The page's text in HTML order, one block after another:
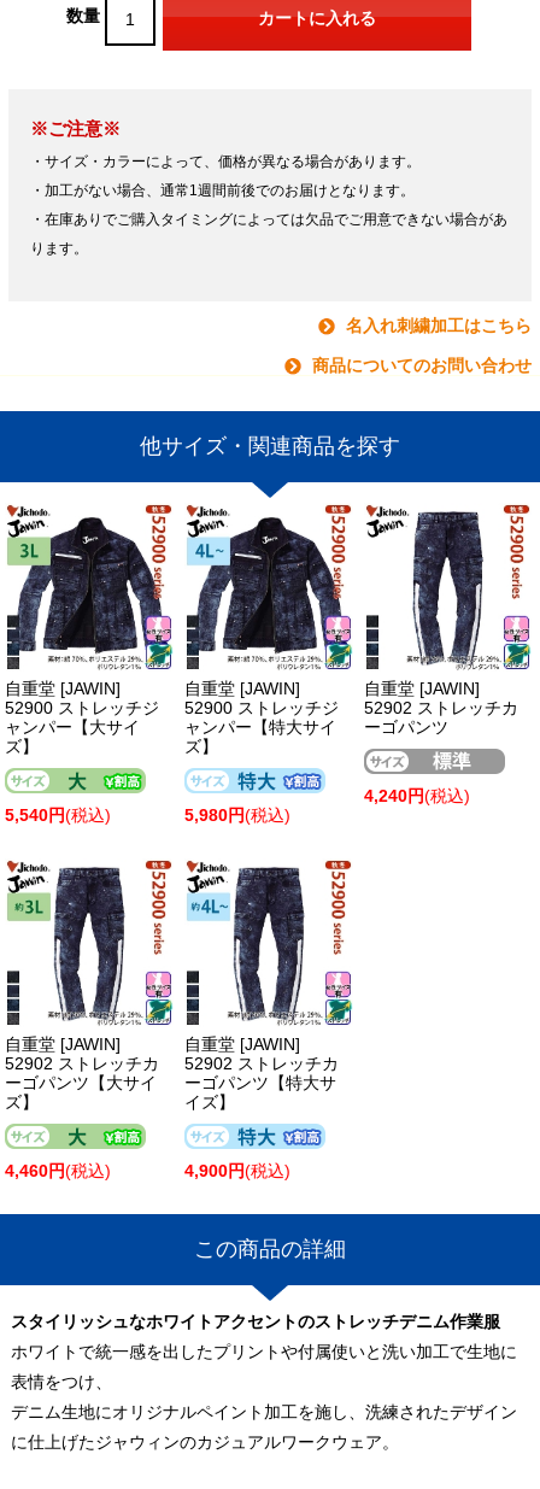
数量
※ご注意※
・サイズ・カラーによって、価格が異なる場合があります。
・加工がない場合、通常1週間前後でのお届けとなります。
・在庫ありでご購入タイミングによっては欠品でご用意できない場合があ
ります。
名入れ刺繍加工はこちら
商品についてのお問い合わせ
他サイズ・関連商品を探す
自重堂 [JAWIN]
52900 ストレッチジ
ャンパー【大サイ
ズ】
5,540円(税込)
自重堂 [JAWIN]
52900 ストレッチジ
ャンパー【特大サイ
ズ】
5,980円(税込)
自重堂 [JAWIN]
52902 ストレッチカ
ーゴパンツ
4,240円(税込)
自重堂 [JAWIN]
52902 ストレッチカ
ーゴパンツ【大サイ
ズ】
4,460円(税込)
自重堂 [JAWIN]
52902 ストレッチカ
ーゴパンツ【特大サ
イズ】
4,900円(税込)
この商品の詳細
スタイリッシュなホワイトアクセントのストレッチデニム作業服
ホワイトで統一感を出したプリントや付属使いと洗い加工で生地に
表情をつけ、
デニム生地にオリジナルペイント加工を施し、洗練されたデザイン
に仕上げたジャウィンのカジュアルワークウェア。